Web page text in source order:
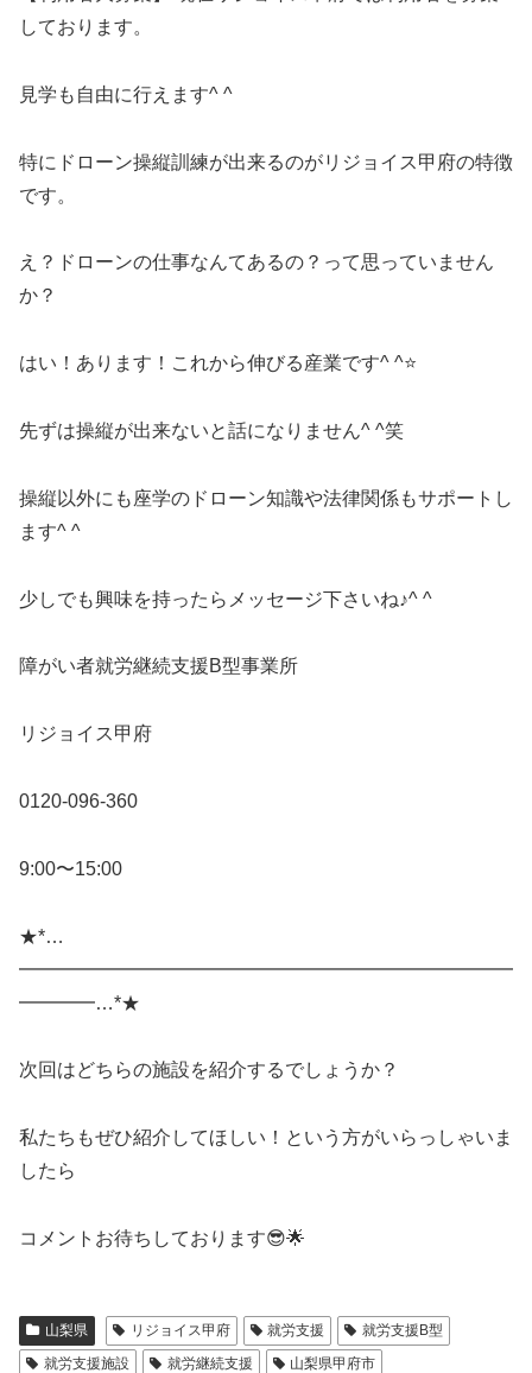
しております。
見学も自由に行えます^ ^
特にドローン操縦訓練が出来るのがリジョイス甲府の特徴
です。
え？ドローンの仕事なんてあるの？って思っていません
か？
はい！あります！これから伸びる産業です^ ^⭐️
先ずは操縦が出来ないと話になりません^ ^笑
操縦以外にも座学のドローン知識や法律関係もサポートし
ます^ ^
少しでも興味を持ったらメッセージ下さいね♪^ ^
障がい者就労継続支援B型事業所
リジョイス甲府
0120-096-360
9:00〜15:00
★*…
━━━━━━━━━━━━━━━━━━━━━━━━━━
━━━━…*★
次回はどちらの施設を紹介するでしょうか？
私たちもぜひ紹介してほしい！という方がいらっしゃいま
したら
コメントお待ちしております😎🌟
山梨県 リジョイス甲府 就労支援
就労支援B型
就労支援施設
就労継続支援 山梨県甲府市